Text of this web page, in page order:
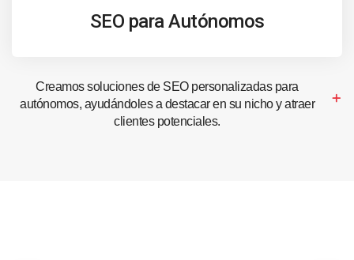
SEO para Autónomos
Creamos soluciones de SEO personalizadas para
autónomos, ayudándoles a destacar en su nicho y atraer
clientes potenciales.